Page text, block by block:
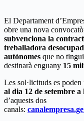
El Departament
obre una nova
subvenciona la
treballadora
autònomes que no
destinarà enguany 15
Les sol·licituds es
al dia 12 de setembre a
d’aquests dos
canals: